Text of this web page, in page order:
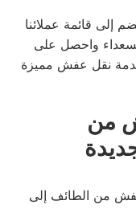
إلى قائمة عملائنا
واحصل على
نقل عفش مميزة
من